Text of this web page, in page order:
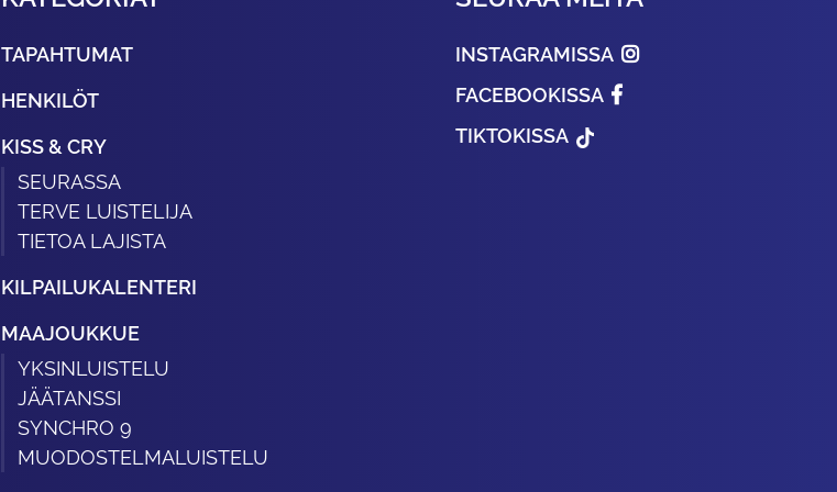
TAPAHTUMAT
HENKILÖT
KISS & CRY
SEURASSA
TERVE LUISTELIJA
TIETOA LAJISTA
KILPAILUKALENTERI
MAAJOUKKUE
YKSINLUISTELU
JÄÄTANSSI
SYNCHRO 9
MUODOSTELMALUISTELU
INSTAGRAMISSA
FACEBOOKISSA
TIKTOKISSA